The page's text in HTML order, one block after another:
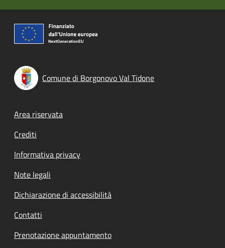
Comune di Borgonovo Val Tidone
Footer menu
Area riservata
Crediti
Informativa privacy
Note legali
Dichiarazione di accessibilità
Contatti
Prenotazione appuntamento